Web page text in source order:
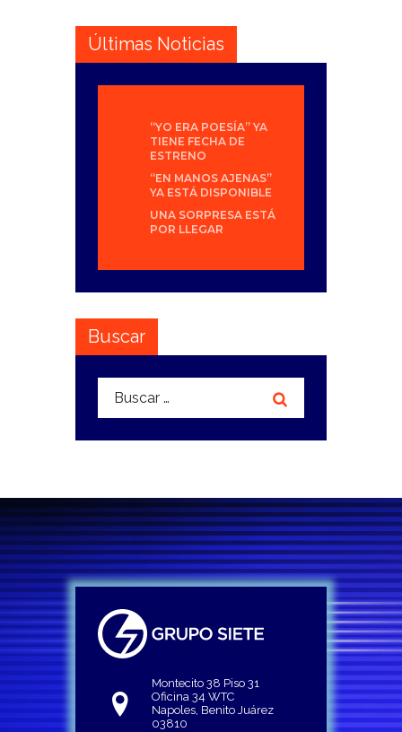
Últimas Noticias
“YO ERA POESÍA” YA
TIENE FECHA DE
ESTRENO
“EN MANOS AJENAS”
YA ESTÁ DISPONIBLE
UNA SORPRESA ESTÁ
POR LLEGAR
Buscar
Buscar:
Montecito 38 Piso 31
Oficina 34 WTC
Napoles, Benito Juárez
03810